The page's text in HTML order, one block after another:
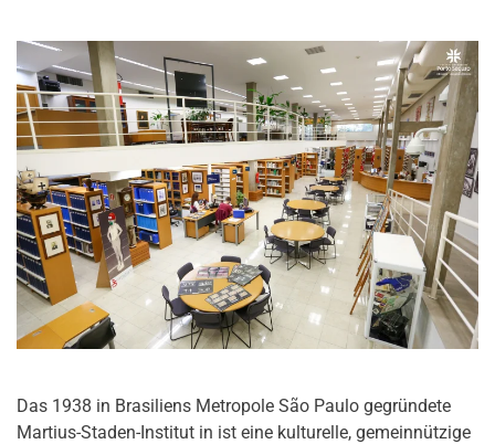
Das 1938 in Brasiliens Metropole São Paulo gegründete
Martius-Staden-Institut in ist eine kulturelle, gemeinnützige